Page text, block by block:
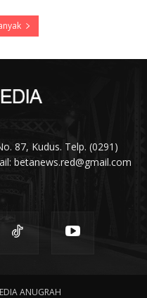
87, Kudus. Telp. (0291)
betanews.red@gmail.com
ANUGRAH